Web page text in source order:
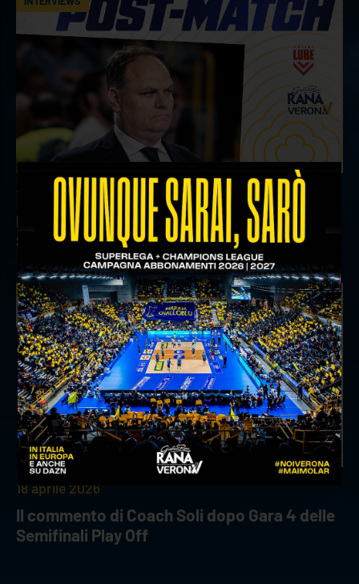
18 aprile 2026
Il commento del ds Lami dopo Gara 4 delle
Semifinali Play Off
INTERVIEWS
18 aprile 2026
Il commento di Coach Soli dopo Gara 4 delle
Semifinali Play Off